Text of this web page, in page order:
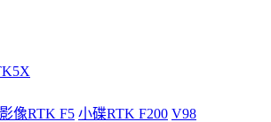
影像RTK F5 小碟RTK F200 V98